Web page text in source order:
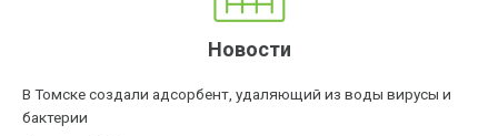
Новости
В Томске создали адсорбент, удаляющий из воды вирусы и
бактерии